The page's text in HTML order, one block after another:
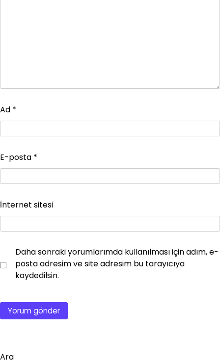
Ad *
E-posta *
İnternet sitesi
Daha sonraki yorumlarımda kullanılması için adım, e-
posta adresim ve site adresim bu tarayıcıya
kaydedilsin.
Ara